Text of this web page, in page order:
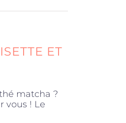
ET
matcha ?
vous ! Le